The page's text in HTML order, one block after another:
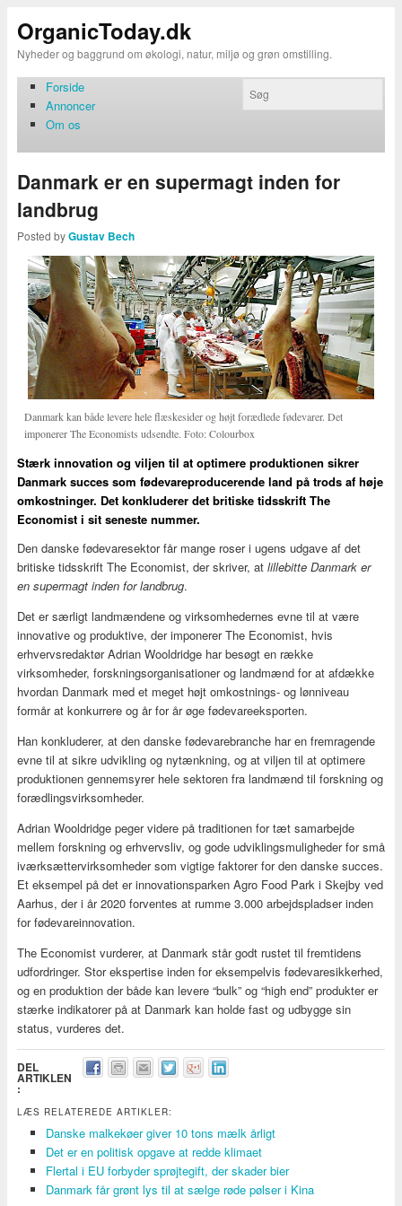
OrganicToday.dk
Nyheder og baggrund om økologi, natur, miljø og grøn omstilling.
Forside
Annoncer
Om os
Danmark er en supermagt inden for
landbrug
Posted byGustav Bech
Danmark kan både levere hele flæskesider og højt forædlede fødevarer. Det
imponerer The Economists udsendte. Foto: Colourbox
Stærk innovation og viljen til at optimere produktionen sikrer
Danmark succes som fødevareproducerende land på trods af høje
omkostninger. Det konkluderer det britiske tidsskrift The
Economist i sit seneste nummer.
Den danske fødevaresektor får mange roser i ugens udgave af det
britiske tidsskrift The Economist, der skriver, at lillebitte Danmark er
en supermagt inden for landbrug.
Det er særligt landmændene og virksomhedernes evne til at være
innovative og produktive, der imponerer The Economist, hvis
erhvervsredaktør Adrian Wooldridge har besøgt en række
virksomheder, forskningsorganisationer og landmænd for at afdække
hvordan Danmark med et meget højt omkostnings- og lønniveau
formår at konkurrere og år for år øge fødevareeksporten.
Han konkluderer, at den danske fødevarebranche har en fremragende
evne til at sikre udvikling og nytænkning, og at viljen til at optimere
produktionen gennemsyrer hele sektoren fra landmænd til forskning og
forædlingsvirksomheder.
Adrian Wooldridge peger videre på traditionen for tæt samarbejde
mellem forskning og erhvervsliv, og gode udviklingsmuligheder for små
iværksættervirksomheder som vigtige faktorer for den danske succes.
Et eksempel på det er innovationsparken Agro Food Park i Skejby ved
Aarhus, der i år 2020 forventes at rumme 3.000 arbejdspladser inden
for fødevareinnovation.
The Economist vurderer, at Danmark står godt rustet til fremtidens
udfordringer. Stor ekspertise inden for eksempelvis fødevaresikkerhed,
og en produktion der både kan levere “bulk” og “high end” produkter er
stærke indikatorer på at Danmark kan holde fast og udbygge sin
status, vurderes det.
DEL
ARTIKLEN
:
LÆS RELATEREDE ARTIKLER:
Danske malkekøer giver 10 tons mælk årligt
Det er en politisk opgave at redde klimaet
Flertal i EU forbyder sprøjtegift, der skader bier
Danmark får grønt lys til at sælge røde pølser i Kina